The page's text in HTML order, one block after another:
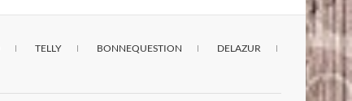
TELLY BONNEQUESTION
DELAZUR